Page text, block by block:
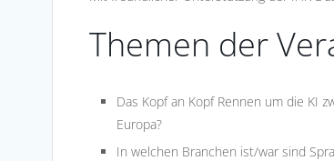
Themen der
Das Kopf an Kopf Rennen um die KI
Europa?
In welchen Branchen ist/war sind